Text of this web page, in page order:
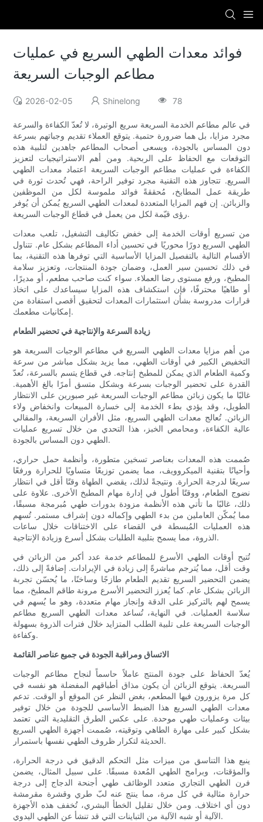
فوائد معدات الطهي السريع في عمليات
مطاعم الوجبات السريعة
2026-02-05 Shinelong 78
في عالم مطاعم الخدمة السريعة سريع الوتيرة، لا تُعدّ الكفاءة والسرعة
مجرد مزايا، بل هما ضرورة حتمية. يتوقع العملاء تقديم وجباتهم بسرعة
دون المساس بالجودة، ويسعى أصحاب المطاعم جاهدين لتلبية هذه
التوقعات مع الحفاظ على الربحية. ومن أهم الاستراتيجيات لتعزيز
الكفاءة في عمليات مطاعم الوجبات السريعة اعتماد معدات الطهي
السريع. تتجاوز هذه التقنية مجرد توفير الراحة، فهي تُحدث ثورة في
طريقة عمل المطابخ، مُحققةً فوائد ملموسة لكل من الموظفين
والزبائن. إن فهم المزايا المتعددة لمعدات الطهي السريع يُمكن أن يُوفر
رؤى قيّمة لكل من يعمل في قطاع الوجبات السريعة.
من تسريع أوقات الخدمة إلى خفض تكاليف التشغيل، تلعب معدات
الطهي السريع دورًا محوريًا في تحسين أداء المطاعم بشكل عام. تتناول
الأقسام التالية بالتفصيل المزايا الأساسية التي توفرها هذه التقنية، بما
في ذلك تحسين سير العمل، وضمان جودة المنتجات، وتعزيز سلامة
المطبخ، ورفع مستوى رضا العملاء. سواء كنت صاحب مطعم، أو مديرًا،
أو طاهيًا محترفًا، فإن استكشاف هذه المزايا سيساعدك على اتخاذ
قرارات مدروسة بشأن استثمارات المعدات لتحقيق أقصى استفادة من
إمكانيات مطعمك.
زيادة السرعة والإنتاجية في تحضير الطعام
من أهم مزايا معدات الطهي السريع في مطاعم الوجبات السريعة هو
التخفيض الكبير في أوقات الطهي، مما يزيد بشكل مباشر من سرعة
وكمية الطعام الذي يمكن للمطبخ إنتاجه. في قطاع يتسم بالسرعة، تُعدّ
القدرة على تحضير الوجبات بسرعة وبشكل متسق أمرًا بالغ الأهمية.
غالبًا ما يكون زبائن مطاعم الوجبات السريعة غير صبورين على الانتظار
الطويل، وقد يؤدي بطء الخدمة إلى خسارة المبيعات وانخفاض ولاء
الزبائن. تُعالج معدات الطهي السريع، مثل الأفران السريعة، والمقالي
عالية الكفاءة، ومحامص الخبز، هذا التحدي من خلال تسريع عمليات
الطهي دون المساس بالجودة.
صُممت هذه المعدات بعناصر تسخين متطورة، وأنظمة حمل حراري،
وأحيانًا بتقنية الميكروويف، مما يضمن توزيعًا متساويًا للحرارة ورفعًا
سريعًا لدرجة الحرارة. ونتيجةً لذلك، يقضي الطهاة وقتًا أقل في انتظار
نضوج الطعام، ووقتًا أطول في إدارة مهام المطبخ الأخرى. علاوة على
ذلك، غالبًا ما تأتي هذه الأنظمة مزودة بدورات طهي مُبرمجة مسبقًا،
مما يُمكّن العاملين من بدء الطهي وإكماله دون إشراف مستمر. تُسهم
هذه العمليات المُبسطة في القضاء على الاختناقات خلال ساعات
الذروة، مما يسمح بتلبية الطلبات بشكل أسرع وزيادة الإنتاجية.
تُتيح أوقات الطهي الأسرع للمطاعم خدمة عدد أكبر من الزبائن في
وقت أقل، مما يُترجم مباشرةً إلى زيادة في الإيرادات. إضافةً إلى ذلك،
يضمن التحضير السريع تقديم الطعام طازجًا وساخنًا، ما يُحسّن تجربة
الزبائن بشكل عام. كما يُعزز التحضير الأسرع مرونة طاقم المطبخ، مما
يسمح لهم بالتركيز على الدقة وإنجاز مهام متعددة، وهو ما يُسهم في
سلاسة العمليات. في النهاية، تُساعد معدات الطهي السريع مطاعم
الوجبات السريعة على تلبية الطلب المتزايد خلال فترات الذروة بسهولة
وكفاءة.
الاتساق ومراقبة الجودة في جميع عناصر القائمة
يُعدّ الحفاظ على جودة المنتج عاملاً حاسماً لنجاح مطاعم الوجبات
السريعة. يتوقع الزبائن أن يكون مذاق أطباقهم المفضلة هو نفسه في
كل مرة يزورون فيها المطعم، بغض النظر عن الموقع أو الوقت. تدعم
معدات الطهي السريع هذا الضبط الأساسي للجودة من خلال توفير
بيئات وعمليات طهي موحدة. على عكس الطرق التقليدية التي تعتمد
بشكل كبير على مهارة الطاهي وتوقيته، صُممت أجهزة الطهي السريع
الحديثة لتكرار ظروف الطهي نفسها باستمرار.
ينبع هذا التناسق من ميزات مثل التحكم الدقيق في درجة الحرارة،
والمؤقتات، وبرامج الطهي المُعدة مسبقًا. على سبيل المثال، يضمن
فرن الطهي التجاري متعدد الوظائف طهي أجنحة الدجاج إلى درجة
حرارة مثالية في كل مرة، مما ينتج عنه لبّ طري وقشرة مقرمشة
دون أي اختلاف. ومن خلال تقليل الخطأ البشري، تُخفف هذه الأجهزة
الآلية أو شبه الآلية من التباينات التي قد تنشأ عن الطهي اليدوي.